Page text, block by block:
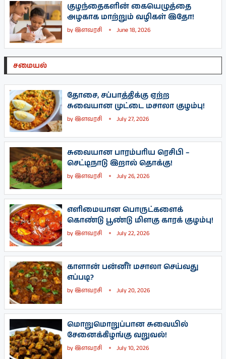
குழந்தைகளின் கையெழுத்தை
அழகாக மாற்றும் வழிகள் இதோ!
byஇளவரசி June 18, 2026
சமையல்
தோசை, சப்பாத்திக்கு ஏற்ற
சுவையான முட்டை மசாலா குழம்பு!
byஇளவரசி July 27, 2026
சுவையான பாரம்பரிய ரெசிபி –
செட்டிநாடு இறால் தொக்கு!
byஇளவரசி July 26, 2026
எளிமையான பொருட்களைக்
கொண்டு பூண்டு மிளகு காரக் குழம்பு!
byஇளவரசி July 22, 2026
காளான் பன்னீர் மசாலா செய்வது
எப்படி?
byஇளவரசி July 20, 2026
மொறுமொறுப்பான சுவையில்
சேனைக்கிழங்கு வறுவல்!
byஇளவரசி July 10, 2026